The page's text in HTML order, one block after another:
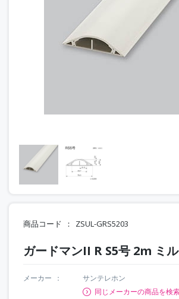
商品コード ZSUL-GRS5203
ガードマンII R S5号 2m ミ
メーカー
サンテレホン
同じメーカーの商品を検